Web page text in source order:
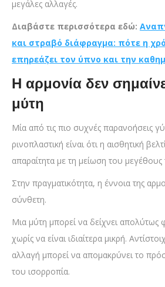
μεγάλες αλλαγές.
Διαβάστε περισσότερα εδώ:
και στραβό διάφραγμα: πότε η
επηρεάζει τον ύπνο και την
Η αρμονία δεν
μύτη
Μία από τις πιο συχνές παρανοήσεις
ρινοπλαστική είναι ότι η αισθητική
απαραίτητα με τη μείωση του μεγέθους
Στην πραγματικότητα, η έννοια της
σύνθετη.
Μια μύτη μπορεί να δείχνει απολύτως
χωρίς να είναι ιδιαίτερα μικρή.
αλλαγή μπορεί να απομακρύνει το
του ισορροπία.